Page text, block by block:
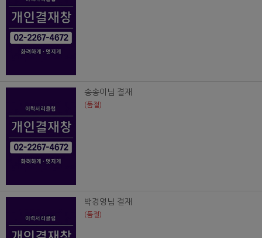
송송이님 결재
(품절)
박경영님 결재
(품절)